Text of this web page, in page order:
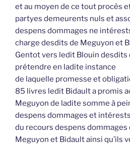
et au moyen de ce tout procès
partyes demeurents nuls et
despens dommages ne
charge desdits de Meguyon et
Gentot vers ledit Blouin desdits
prétendre en ladite instance
de laquelle promesse et
85 livres ledit Bidault a promis
Meguyon de ladite somme à
despens dommages et
du recours despens
Meguyon et Bidault ainsi qu’ils